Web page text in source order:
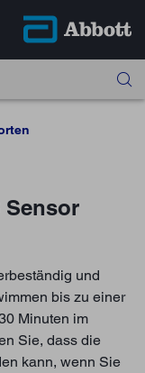
Sensor
und
bis zu einer
Minuten im
Sie, dass die
kann, wenn Sie